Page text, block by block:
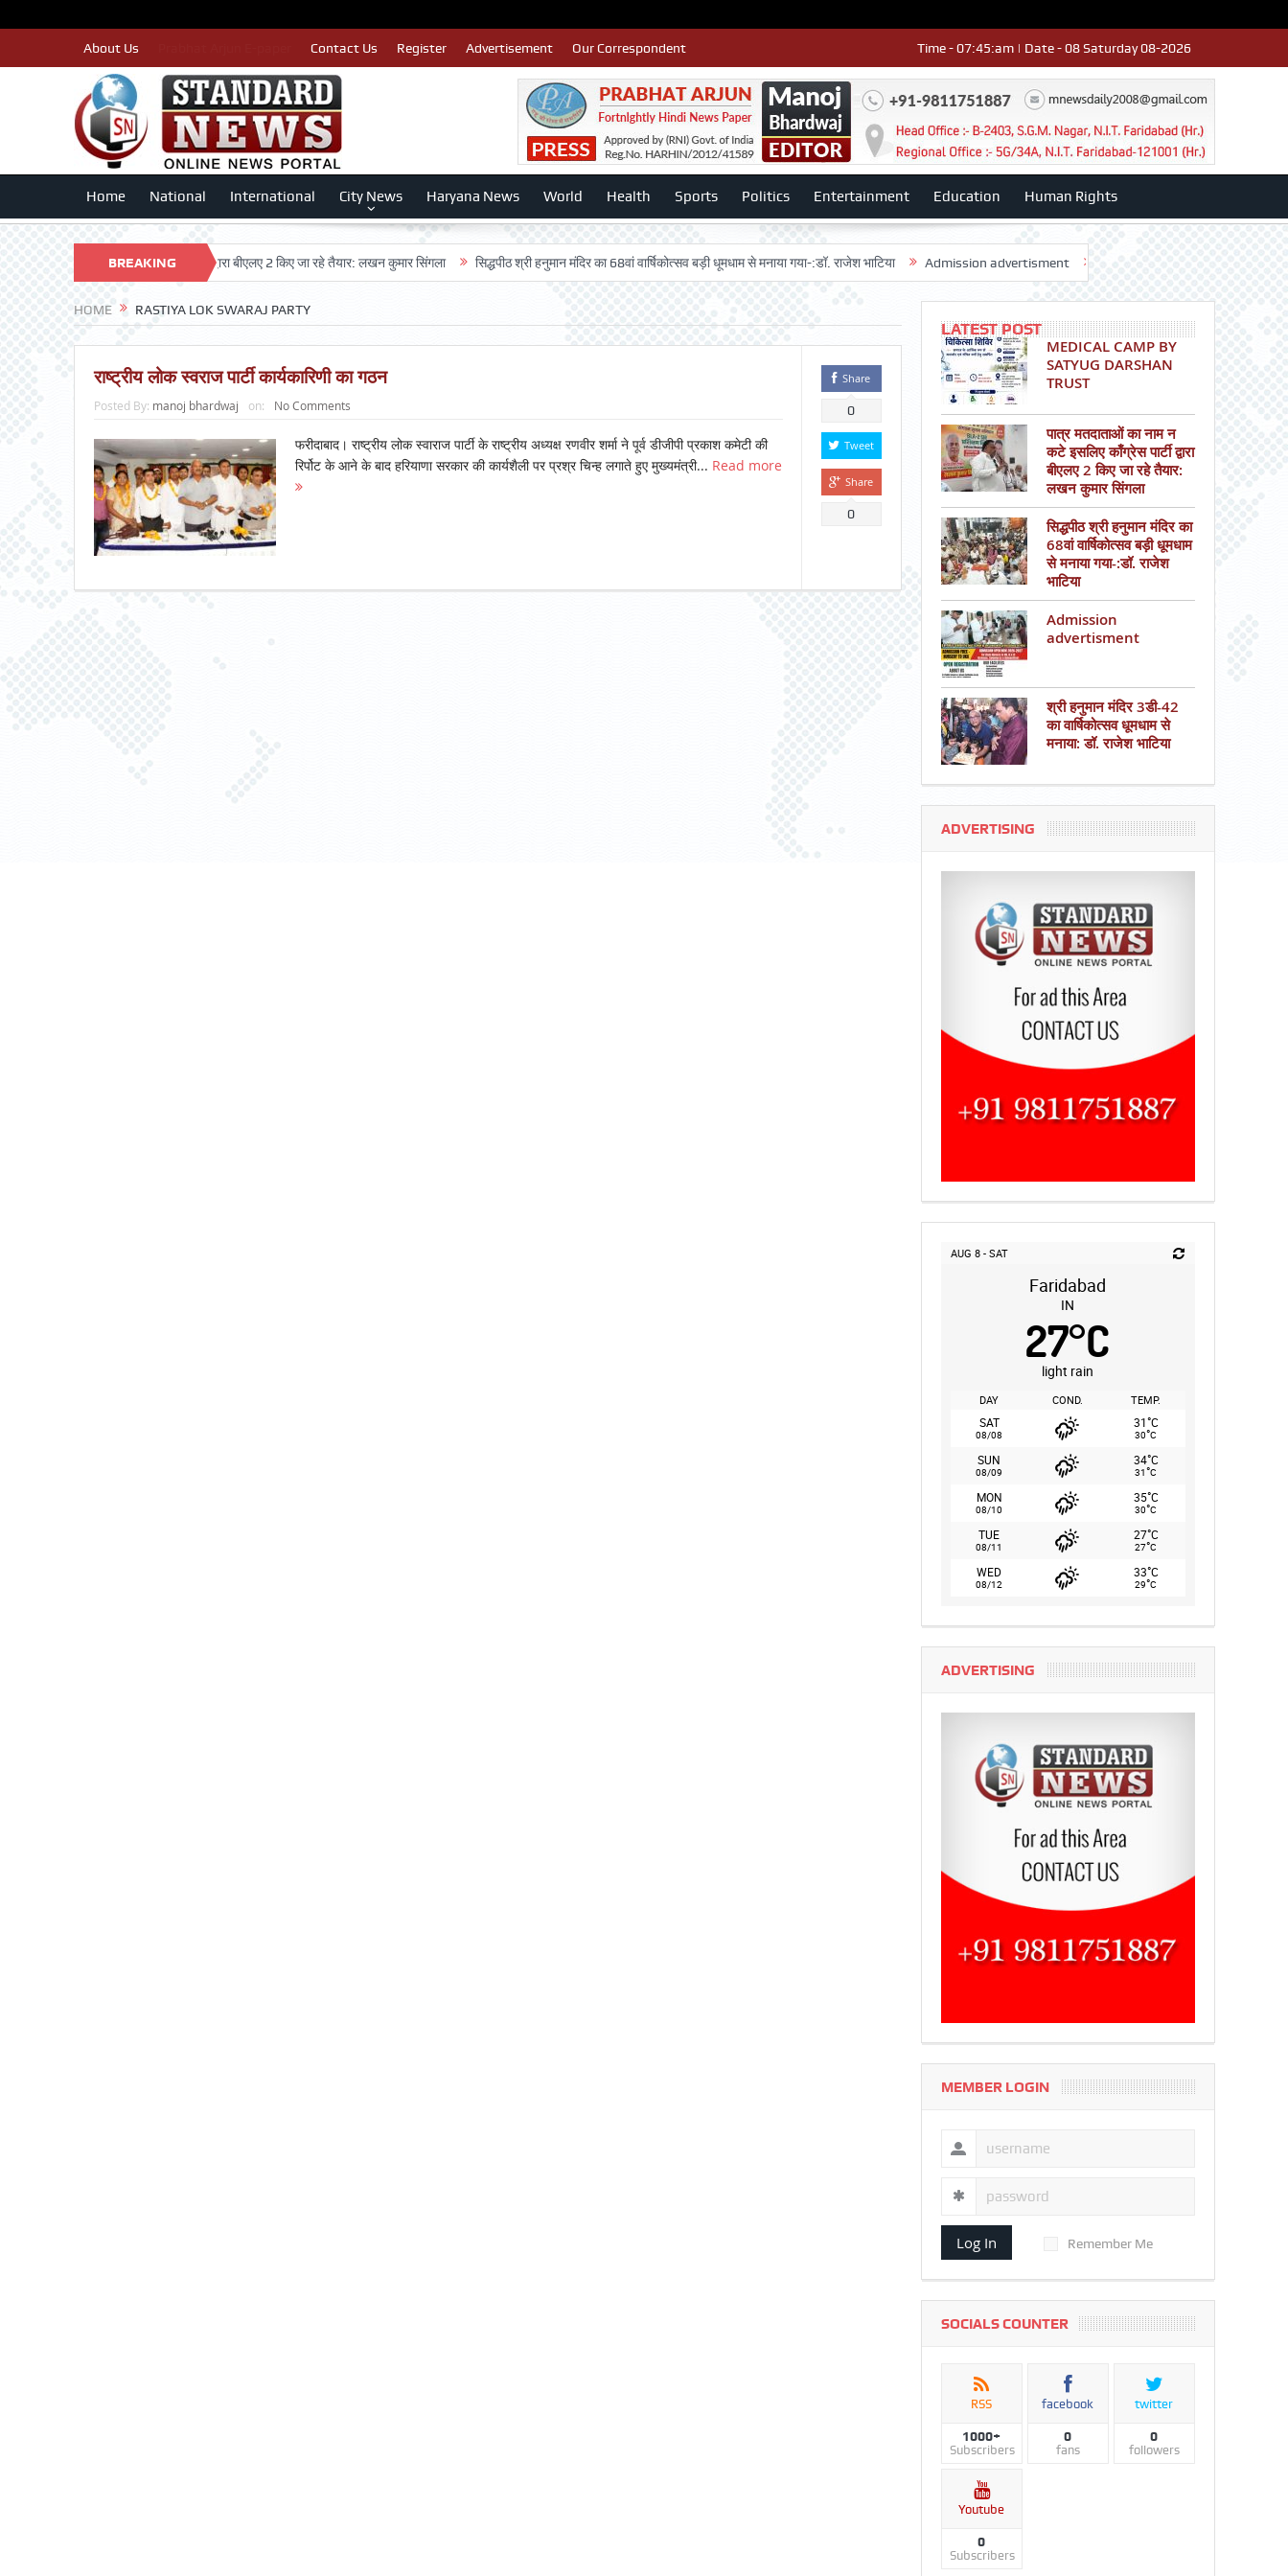
About Us Contact Us Register Advertisement Our Correspondent Time - 07:45:am | Date - 08 Saturday 08-2026
Home National International City News Haryana News World Health Sports Politics Entertainment Education Human Rights
BREAKING
NEWS
नाम न कटे इसलिए काँग्रेस पार्टी द्वारा बीएलए 2 किए जा रहे तैयार: लखन कुमार सिंगला सिद्धपीठ श्री हनुमान मंदिर का 68वां वार्षिकोत्सव बड़ी धूमधाम से मनाया गया-:डॉ. राजेश भाटिया Admission advertisment श्री हनुमान मंदिर 3डी-42 का वार्षिकोत्सव धूमधाम से
HOME RASTIYA LOK SWARAJ PARTY
राष्ट्रीय लोक स्वराज पार्टी कार्यकारिणी का गठन
Posted By: manoj bhardwaj on: No Comments
फरीदाबाद। राष्ट्रीय लोक स्वाराज पार्टी के राष्ट्रीय अध्यक्ष रणवीर शर्मा ने पूर्व डीजीपी प्रकाश कमेटी की
रिर्पोट के आने के बाद हरियाणा सरकार की कार्यशैली पर प्रश्र चिन्ह लगाते हुए मुख्यमंत्री... Read more
Share
0
Tweet
Share
0
LATEST POST
MEDICAL CAMP BY
SATYUG DARSHAN
TRUST
पात्र मतदाताओं का नाम न
कटे इसलिए काँग्रेस पार्टी द्वारा
बीएलए 2 किए जा रहे तैयार:
लखन कुमार सिंगला
सिद्धपीठ श्री हनुमान मंदिर का
68वां वार्षिकोत्सव बड़ी धूमधाम
से मनाया गया-:डॉ. राजेश
भाटिया
Admission
advertisment
श्री हनुमान मंदिर 3डी-42
का वार्षिकोत्सव धूमधाम से
मनाया: डॉ. राजेश भाटिया
ADVERTISING
AUG 8 - SAT
Faridabad
IN
27°C
light rain
DAY COND. TEMP.
SAT
08/08
31°C
30°C
SUN
08/09
34°C
31°C
MON
08/10
35°C
30°C
TUE
08/11
27°C
27°C
WED
08/12
33°C
29°C
ADVERTISING
MEMBER LOGIN
Log In Remember Me
SOCIALS COUNTER
RSS
1000+
Subscribers
facebook
0
fans
twitter
0
followers
Youtube
0
Subscribers